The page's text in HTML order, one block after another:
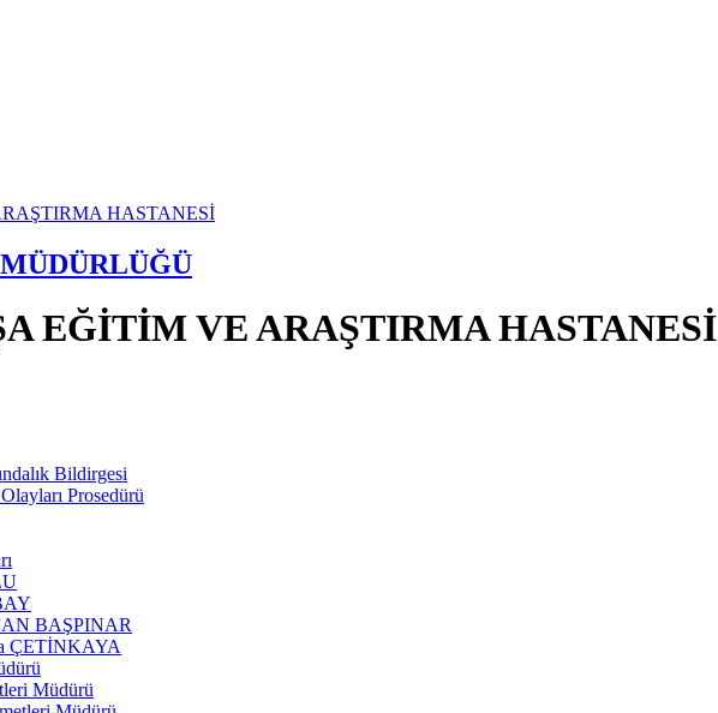
EĞİTİM VE ARAŞTIRMA HASTANESİ
Bildirgesi
Prosedürü
BAŞPINAR
ÇETİNKAYA
Müdürü